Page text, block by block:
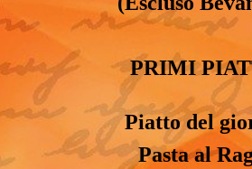
PRIMI
Piatto del
Pastaal